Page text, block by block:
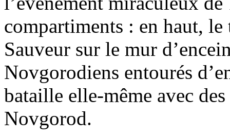
compartiments : en haut,
Sauveur sur le mur
Novgorodiens entourés
bataille elle-même avec
Novgorod.